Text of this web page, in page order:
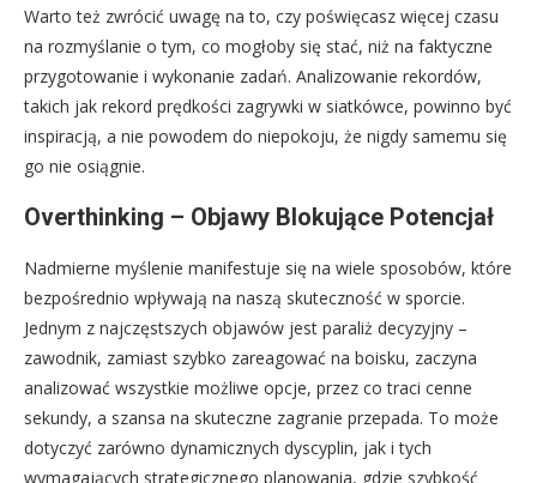
Warto też zwrócić uwagę na to, czy poświęcasz więcej czasu
na rozmyślanie o tym, co mogłoby się stać, niż na faktyczne
przygotowanie i wykonanie zadań. Analizowanie rekordów,
takich jak rekord prędkości zagrywki w siatkówce, powinno być
inspiracją, a nie powodem do niepokoju, że nigdy samemu się
go nie osiągnie.
Overthinking – Objawy Blokujące Potencjał
Nadmierne myślenie manifestuje się na wiele sposobów, które
bezpośrednio wpływają na naszą skuteczność w sporcie.
Jednym z najczęstszych objawów jest paraliż decyzyjny –
zawodnik, zamiast szybko zareagować na boisku, zaczyna
analizować wszystkie możliwe opcje, przez co traci cenne
sekundy, a szansa na skuteczne zagranie przepada. To może
dotyczyć zarówno dynamicznych dyscyplin, jak i tych
wymagających strategicznego planowania, gdzie szybkość